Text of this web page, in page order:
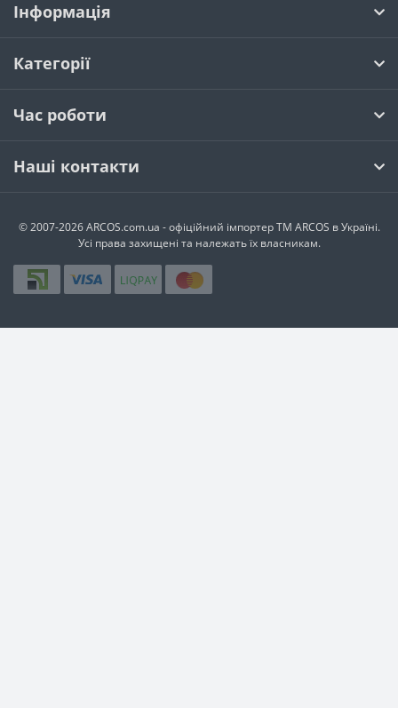
Інформація
Категорії
Час роботи
Наші контакти
© 2007-2026 ARCOS.com.ua - офiцiйний iмпортер ТМ ARCOS в Україні.
Усi права захищенi та належать їх власникам.